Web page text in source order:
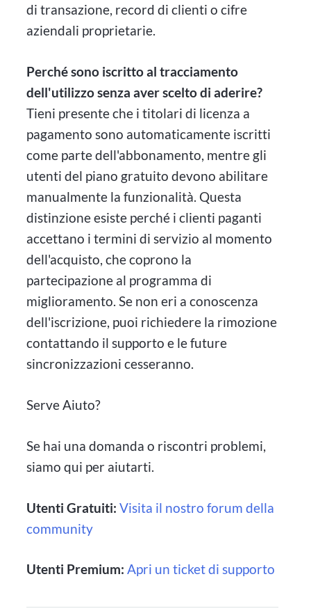
di transazione, record di clienti o cifre
aziendali proprietarie.
Perché sono iscritto al tracciamento
dell'utilizzo senza aver scelto di aderire?
Tieni presente che i titolari di licenza a
pagamento sono automaticamente iscritti
come parte dell'abbonamento, mentre gli
utenti del piano gratuito devono abilitare
manualmente la funzionalità. Questa
distinzione esiste perché i clienti paganti
accettano i termini di servizio al momento
dell'acquisto, che coprono la
partecipazione al programma di
miglioramento. Se non eri a conoscenza
dell'iscrizione, puoi richiedere la rimozione
contattando il supporto e le future
sincronizzazioni cesseranno.
Serve Aiuto?
Se hai una domanda o riscontri problemi,
siamo qui per aiutarti.
Utenti Gratuiti: Visita il nostro forum della
community
Utenti Premium: Apri un ticket di supporto